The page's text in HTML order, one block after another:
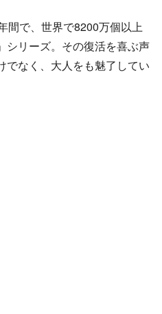
間で、世界で8200万個以上
シリーズ。その復活を喜ぶ声
でなく、大人をも魅了してい